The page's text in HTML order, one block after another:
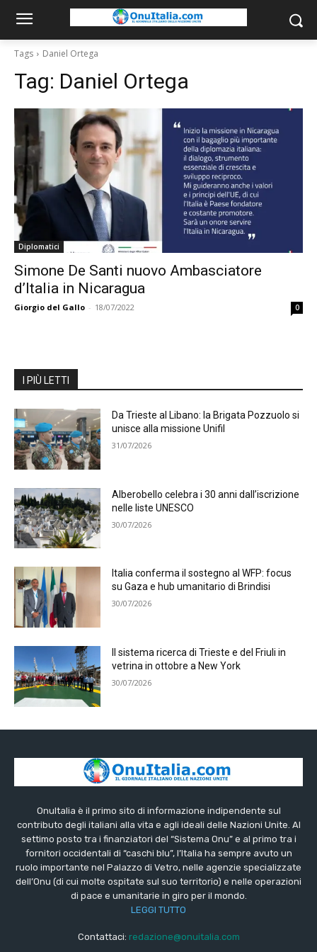
Tags Daniel Ortega
Tag: Daniel Ortega
Diplomatici
Simone De Santi nuovo Ambasciatore
d’Italia in Nicaragua
Giorgio del Gallo - 18/07/2022 0
I PIÙ LETTI
Da Trieste al Libano: la Brigata Pozzuolo si
unisce alla missione Unifil
31/07/2026
Alberobello celebra i 30 anni dall’iscrizione
nelle liste UNESCO
30/07/2026
Italia conferma il sostegno al WFP: focus
su Gaza e hub umanitario di Brindisi
30/07/2026
Il sistema ricerca di Trieste e del Friuli in
vetrina in ottobre a New York
30/07/2026
OnuItalia è il primo sito di informazione indipendente sul
contributo degli italiani alla vita e agli ideali delle Nazioni Unite. Al
settimo posto tra i finanziatori del “Sistema Onu” e al primo tra i
fornitori occidentali di “caschi blu”, l’Italia ha sempre avuto un
ruolo importante nel Palazzo di Vetro, nelle agenzie specializzate
dell’Onu (di cui molte ospitate sul suo territorio) e nelle operazioni
di pace e umanitarie in giro per il mondo.
LEGGI TUTTO
Contattaci: redazione@onuitalia.com